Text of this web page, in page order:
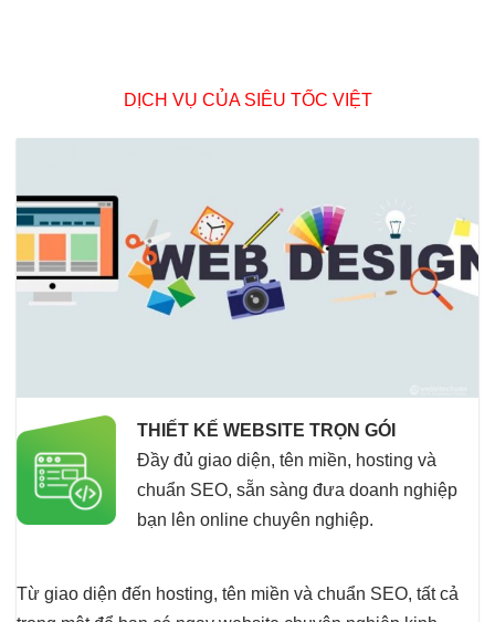
DỊCH VỤ CỦA SIÊU TỐC VIỆT
THIẾT KẾ WEBSITE TRỌN GÓI
Đầy đủ giao diện, tên miền, hosting và
chuẩn SEO, sẵn sàng đưa doanh nghiệp
bạn lên online chuyên nghiệp.
Từ giao diện đến hosting, tên miền và chuẩn SEO, tất cả